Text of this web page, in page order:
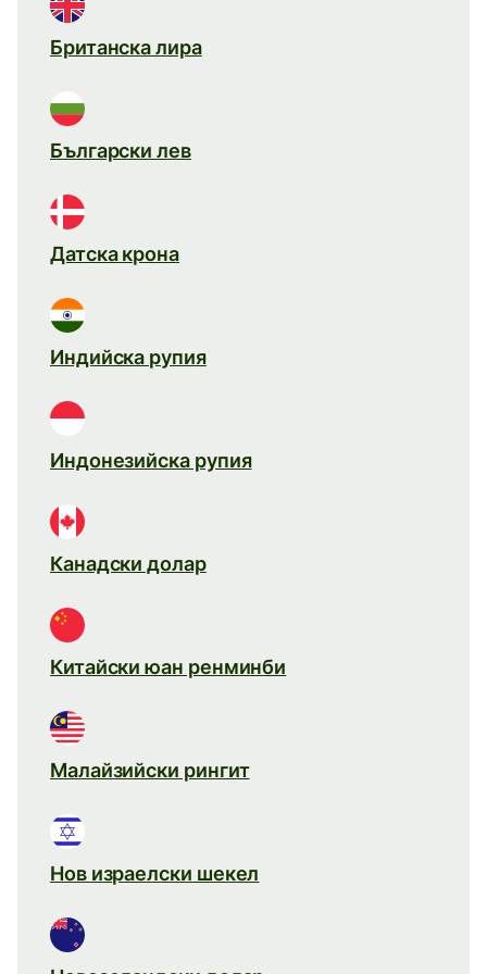
Британска лира
Български лев
Датска крона
Индийска рупия
Индонезийска рупия
Канадски долар
Китайски юан ренминби
Малайзийски рингит
Нов израелски шекел